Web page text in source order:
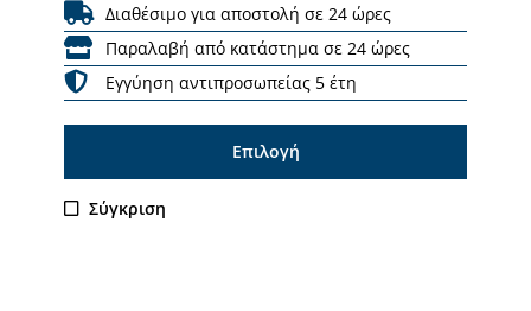
Διαθέσιμο για αποστολή σε 24 ώρες
Παραλαβή από κατάστημα σε 24 ώρες
Εγγύηση αντιπροσωπείας 5 έτη
Επιλογή
Αυτό
Σύγκριση